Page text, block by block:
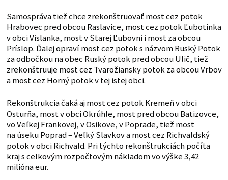
Samospráva tiež chce zrekonštruovať most cez potok
Hrabovec pred obcou Raslavice, most cez potok Ľubotinka
v obci Vislanka, most v Starej Ľubovni i most za obcou
Príslop. Ďalej opraví most cez potok s názvom Ruský Potok
za odbočkou na obec Ruský potok pred obcou Ulič, tiež
zrekonštruuje most cez Tvarožiansky potok za obcou Vrbov
a most cez Horný potok v tej istej obci.
Rekonštrukcia čaká aj most cez potok Kremeň v obci
Osturňa, most v obci Okrúhle, most pred obcou Batizovce,
vo Veľkej Frankovej, v Osikove, v Poprade, tiež most
na úseku Poprad – Veľký Slavkov a most cez Richvaldský
potok v obci Richvald. Pri týchto rekonštrukciách počíta
kraj s celkovým rozpočtovým nákladom vo výške 3,42
milióna eur.